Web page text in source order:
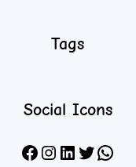
Tags
Social Icons
Facebook Instagram LinkedIn X WhatsApp